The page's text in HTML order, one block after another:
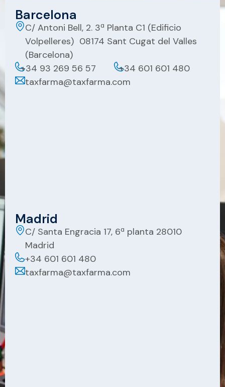
Barcelona
C/ Antoni Bell, 2. 3ª Planta C1 (Edificio
Volpelleres) 08174 Sant Cugat del Valles
(Barcelona)
+34 93 269 56 57
+34 601 601 480
taxfarma@taxfarma.com
Madrid
C/ Santa Engracia 17, 6ª planta 28010
Madrid
+34 601 601 480
taxfarma@taxfarma.com